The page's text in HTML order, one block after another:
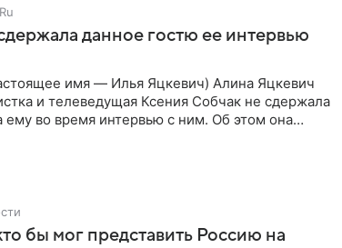
данное гостю ее интервью
имя — Илья Яцкевич) Алина Яцкевич
и телеведущая Ксения Собчак не сдержала
ему во время интервью с ним. Об этом она
бы мог представить Россию на